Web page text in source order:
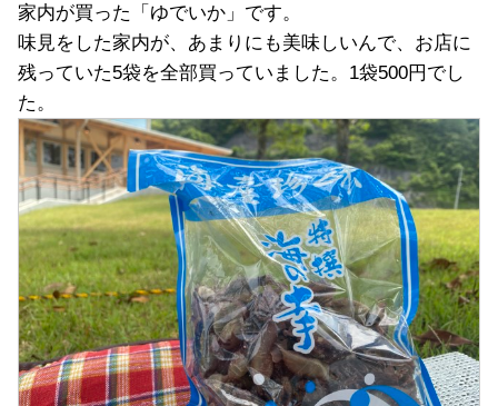
家内が買った「ゆでいか」です。
味見をした家内が、あまりにも美味しいんで、お店に
残っていた5袋を全部買っていました。1袋500円でし
た。